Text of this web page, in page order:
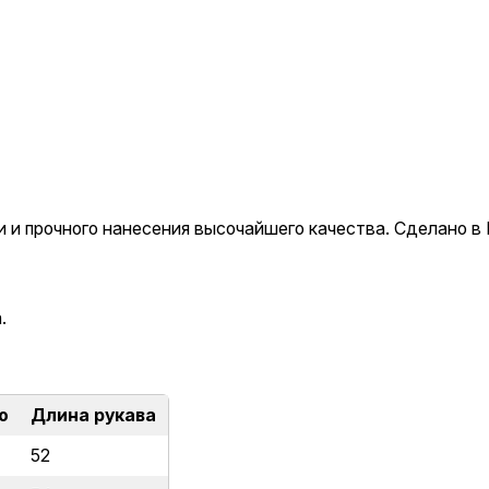
с
л
прочного нанесения высочайшего качества. Сделано
Длина рукава
52